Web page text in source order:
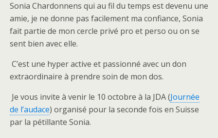
Sonia Chardonnens qui au fil du temps est devenu une
amie, je ne donne pas facilement ma confiance, Sonia
fait partie de mon cercle privé pro et perso ou on se
sent bien avec elle.
C’est une hyper active et passionné avec un don
extraordinaire à prendre soin de mon dos.
Je vous invite à venir le 10 octobre à la JDA (Journée
de l’audace) organisé pour la seconde fois en Suisse
par la pétillante Sonia.